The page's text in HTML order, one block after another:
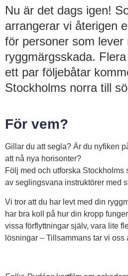
Nu är det dags igen!
arrangerar vi återigen
för personer som lever
ryggmärgsskada.
ett par följebåtar
Stockholms norra till
För vem?
Gillar du att segla? Är du nyfiken
att nå nya horisonter?
Följ med och utforska Stockholms
av seglingsvana instruktörer med
Vi tror att du har levt med din
har bra koll på hur din kropp
vissa förflyttningar själv, vara lite
lösningar – Tillsammans tar vi oss